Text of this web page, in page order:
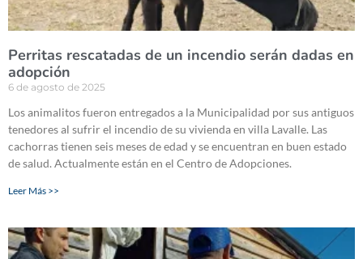
Perritas rescatadas de un incendio serán dadas en
adopción
6 de agosto de 2025
Los animalitos fueron entregados a la Municipalidad por sus antiguos
tenedores al sufrir el incendio de su vivienda en villa Lavalle. Las
cachorras tienen seis meses de edad y se encuentran en buen estado
de salud. Actualmente están en el Centro de Adopciones.
Leer Más >>